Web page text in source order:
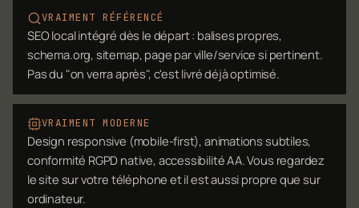
VRAIMENT RÉFÉRENCÉ
SEO local intégré dès le départ : balises propres,
schema.org, sitemap, page par ville/service si pertinent.
Pas du "on verra après", c'est livré déjà optimisé.
VRAIMENT MODERNE
Design responsive (mobile-first), animations subtiles,
conformité RGPD native, accessibilité AA. Vous regardez
le site sur votre téléphone et il est aussi propre que sur
ordinateur.